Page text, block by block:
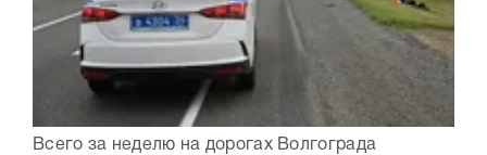
Всего за неделю на дорогах Волгограда